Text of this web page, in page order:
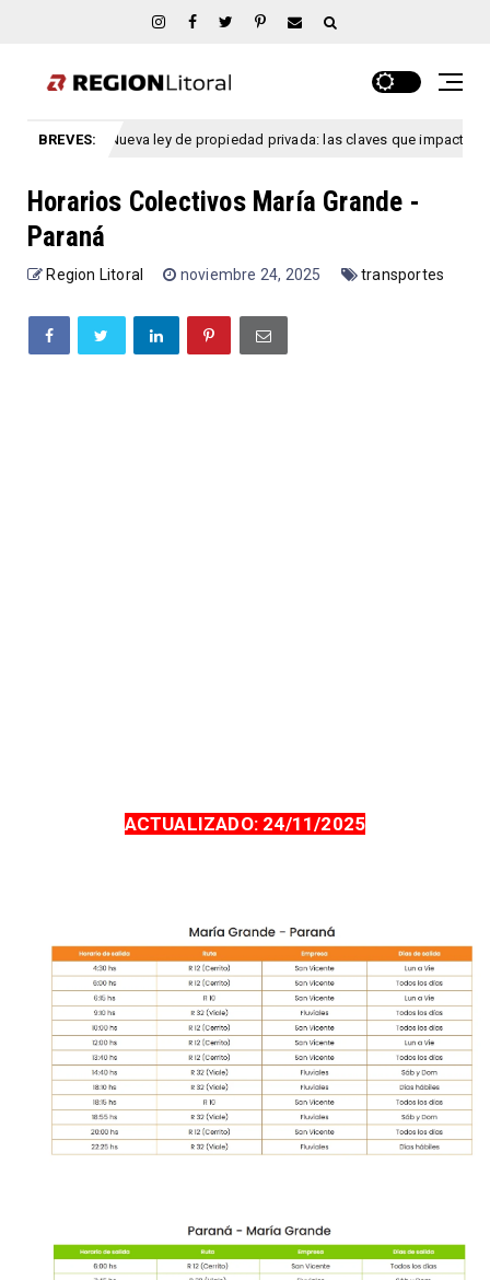
BREVES:
Nueva ley de propiedad privada: las claves que impactarían en los
Horarios Colectivos María Grande -
Paraná
Region Litoral noviembre 24, 2025 transportes
ACTUALIZADO: 24/11/2025